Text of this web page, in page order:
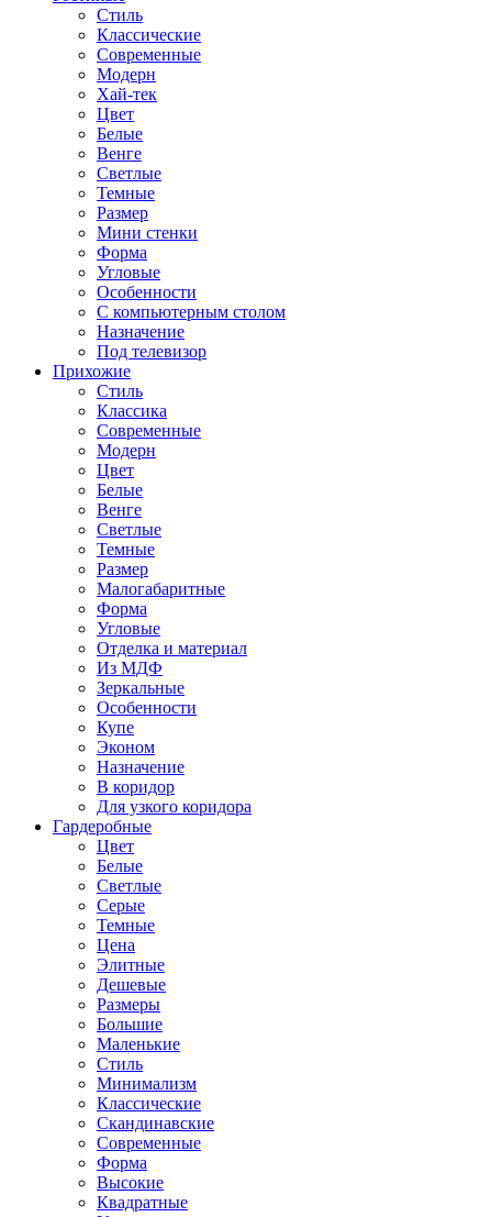
Стиль
Классические
Современные
Модерн
Хай-тек
Цвет
Белые
Венге
Светлые
Темные
Размер
Мини стенки
Форма
Угловые
Особенности
С компьютерным столом
Назначение
Под телевизор
Прихожие
Стиль
Классика
Современные
Модерн
Цвет
Белые
Венге
Светлые
Темные
Размер
Малогабаритные
Форма
Угловые
Отделка и материал
Из МДФ
Зеркальные
Особенности
Купе
Эконом
Назначение
В коридор
Для узкого коридора
Гардеробные
Цвет
Белые
Светлые
Серые
Темные
Цена
Элитные
Дешевые
Размеры
Большие
Маленькие
Стиль
Минимализм
Классические
Скандинавские
Современные
Форма
Высокие
Квадратные